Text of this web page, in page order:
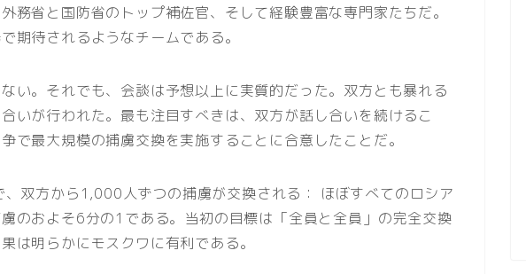
務省と国防省のトップ補佐官、そして経験豊富な専門家たちだ。
期待されるようなチームである。
い。それでも、会談は予想以上に実質的だった。双方とも暴れる
いが行われた。最も注目すべきは、双方が話し合いを続けるこ
で最大規模の捕虜交換を実施することに合意したことだ。
双方から1,000人ずつの捕虜が交換される： ほぼすべてのロシア
のおよそ6分の1である。当初の目標は「全員と全員」の完全交換
は明らかにモスクワに有利である。